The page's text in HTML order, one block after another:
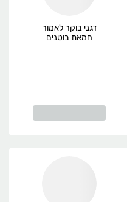
דגני בוקר לאמור
חמאת בוטנים